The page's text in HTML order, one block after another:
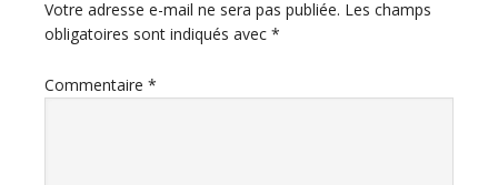
du
lecteur
Votre adresse e-mail ne sera pas publiée. Les champs
obligatoires sont indiqués avec *
Commentaire *